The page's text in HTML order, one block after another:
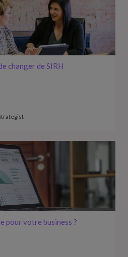
changer de SIRH
pour votre business ?